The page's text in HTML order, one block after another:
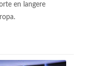
en langere